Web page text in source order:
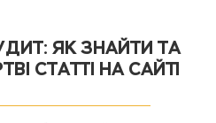
ЯК ЗНАЙТИ ТА
СТАТТІ НА САЙТІ